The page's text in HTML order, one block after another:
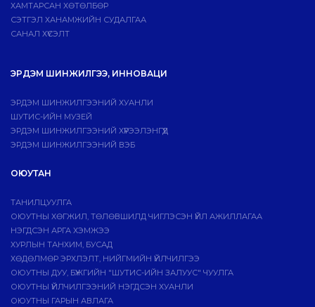
ХАМТАРСАН ХӨТӨЛБӨР
СЭТГЭЛ ХАНАМЖИЙН СУДАЛГАА
САНАЛ ХҮСЭЛТ
ЭРДЭМ ШИНЖИЛГЭЭ, ИННОВАЦИ
ЭРДЭМ ШИНЖИЛГЭЭНИЙ ХУАНЛИ
ШУТИС-ИЙН МУЗЕЙ
ЭРДЭМ ШИНЖИЛГЭЭНИЙ ХҮРЭЭЛЭНГҮҮД
ЭРДЭМ ШИНЖИЛГЭЭНИЙ ВЭБ
ОЮУТАН
ТАНИЛЦУУЛГА
ОЮУТНЫ ХӨГЖИЛ, ТӨЛӨВШИЛД ЧИГЛЭСЭН ҮЙЛ АЖИЛЛАГАА
НЭГДСЭН АРГА ХЭМЖЭЭ
ХУРЛЫН ТАНХИМ, БУСАД
ХӨДӨЛМӨР ЭРХЛЭЛТ, НИЙГМИЙН ҮЙЛЧИЛГЭЭ
ОЮУТНЫ ДУУ, БҮЖГИЙН "ШУТИС-ИЙН ЗАЛУУС" ЧУУЛГА
ОЮУТНЫ ҮЙЛЧИЛГЭЭНИЙ НЭГДСЭН ХУАНЛИ
ОЮУТНЫ ГАРЫН АВЛАГА